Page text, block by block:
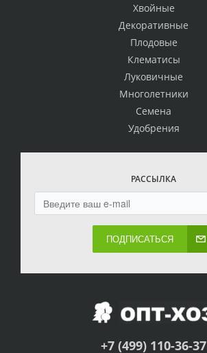
Хвойные
Декоративные
Плодовые
Клематисы
Луковичные
Многолетники
Семена
Удобрения
РАССЫЛКА
ПОДПИСАТЬСЯ
+7 (499) 110-36-37